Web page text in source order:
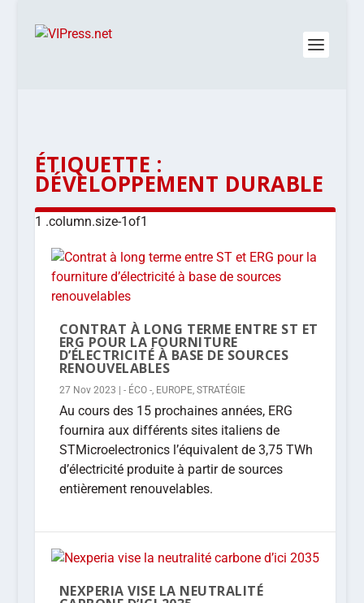
ÉTIQUETTE :
DÉVELOPPEMENT DURABLE
CONTRAT À LONG TERME ENTRE ST ET
ERG POUR LA FOURNITURE
D’ÉLECTRICITÉ À BASE DE SOURCES
RENOUVELABLES
27 Nov 2023 - ÉCO -, EUROPE, STRATÉGIE
Au cours des 15 prochaines années, ERG
fournira aux différents sites italiens de
STMicroelectronics l’équivalent de 3,75 TWh
d’électricité produite à partir de sources
entièrement renouvelables.
NEXPERIA VISE LA NEUTRALITÉ